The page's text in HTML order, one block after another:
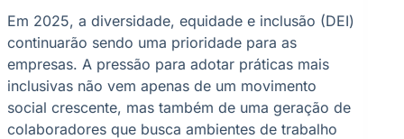
Em 2025, a diversidade, equidade e inclusão (DEI)
continuarão sendo uma prioridade para as
empresas. A pressão para adotar práticas mais
inclusivas não vem apenas de um movimento
social crescente, mas também de uma geração de
colaboradores que busca ambientes de trabalho